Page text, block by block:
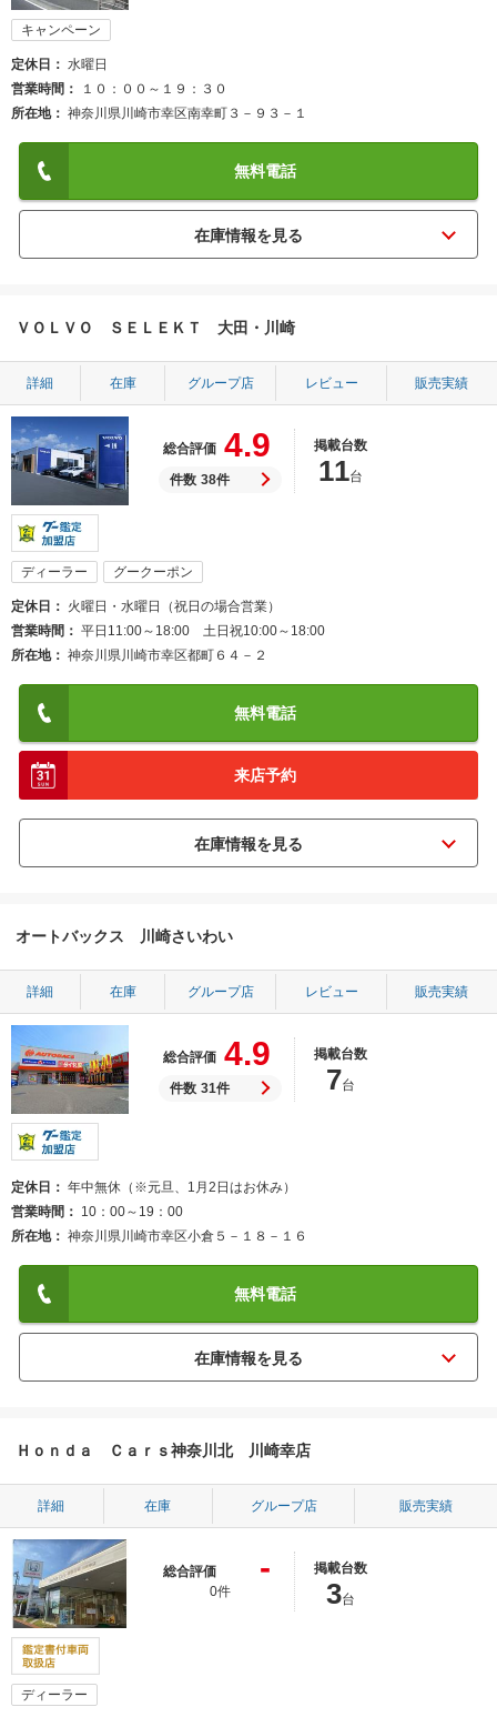
キャンペーン
定休日
水曜日
営業時間
１０：００～１９：３０
所在地
神奈川県川崎市幸区南幸町３－９３－１
無料電話
ＶＯＬＶＯ ＳＥＬＥＫＴ 大田・川崎
詳細 在庫 グループ店 レビュー 販売実績
総合評価 4.9
件数 38件
掲載台数
11台
ディーラー グークーポン
定休日
火曜日・水曜日（祝日の場合営業）
営業時間
平日11:00～18:00 土日祝10:00～18:00
所在地
神奈川県川崎市幸区都町６４－２
無料電話
来店予約
オートバックス 川崎さいわい
詳細 在庫 グループ店 レビュー 販売実績
総合評価 4.9
件数 31件
掲載台数
7台
定休日
年中無休（※元旦、1月2日はお休み）
営業時間
10：00～19：00
所在地
神奈川県川崎市幸区小倉５－１８－１６
無料電話
Ｈｏｎｄａ Ｃａｒｓ神奈川北 川崎幸店
詳細 在庫 グループ店 販売実績
総合評価 -
0件
掲載台数
3台
ディーラー